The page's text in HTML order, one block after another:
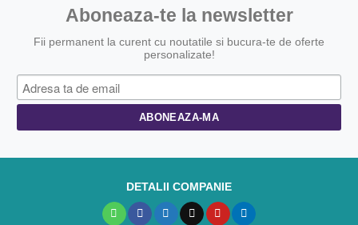
Aboneaza-te la newsletter
Fii permanent la curent cu noutatile si bucura-te de oferte
personalizate!
DETALII COMPANIE